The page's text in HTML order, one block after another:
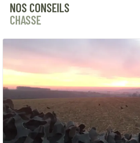
NOS CONSEILS
CHASSE